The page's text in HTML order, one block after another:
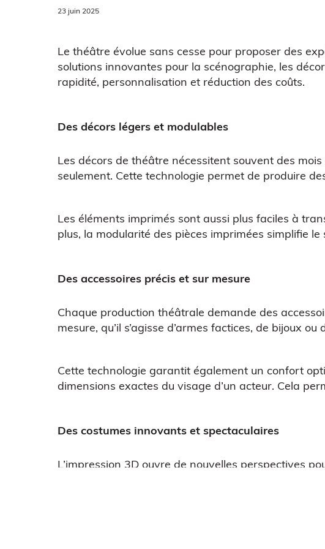
23 juin 2025
Le théâtre évolue sans cesse pour proposer des
solutions innovantes pour la scénographie, les
rapidité, personnalisation et réduction des coûts.
Des décors légers et modulables
Les décors de théâtre nécessitent souvent des
seulement. Cette technologie permet de produire
Les éléments imprimés sont aussi plus faciles à
plus, la modularité des pièces imprimées simplifie
Des accessoires précis et sur mesure
Chaque production théâtrale demande des
mesure, qu’il s’agisse d’armes factices, de bijoux ou
Cette technologie garantit également un confort
dimensions exactes du visage d’un acteur. Cela
Des costumes innovants et spectaculaires
L’impression 3D ouvre de nouvelles perspectives